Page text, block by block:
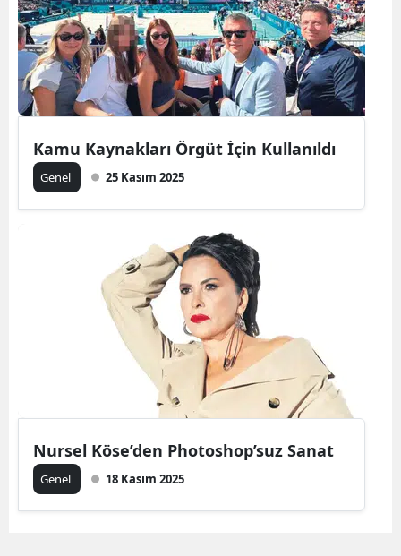
Kamu Kaynakları Örgüt İçin Kullanıldı
Genel 25 Kasım 2025
Nursel Köse’den Photoshop’suz Sanat
Genel 18 Kasım 2025